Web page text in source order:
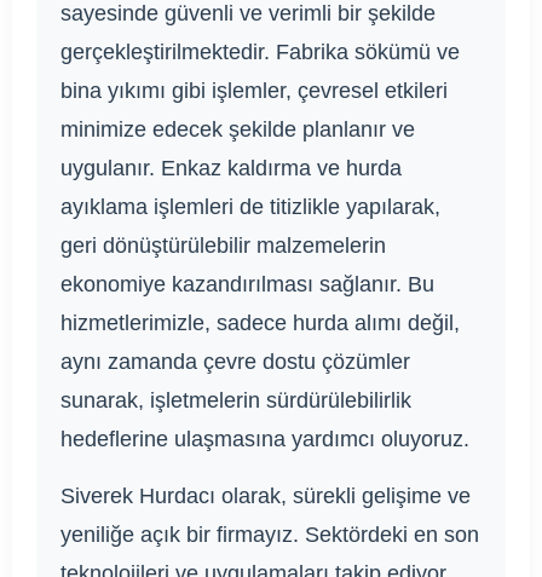
sayesinde güvenli ve verimli bir şekilde
gerçekleştirilmektedir. Fabrika sökümü ve
bina yıkımı gibi işlemler, çevresel etkileri
minimize edecek şekilde planlanır ve
uygulanır. Enkaz kaldırma ve hurda
ayıklama işlemleri de titizlikle yapılarak,
geri dönüştürülebilir malzemelerin
ekonomiye kazandırılması sağlanır. Bu
hizmetlerimizle, sadece hurda alımı değil,
aynı zamanda çevre dostu çözümler
sunarak, işletmelerin sürdürülebilirlik
hedeflerine ulaşmasına yardımcı oluyoruz.
Siverek Hurdacı olarak, sürekli gelişime ve
yeniliğe açık bir firmayız. Sektördeki en son